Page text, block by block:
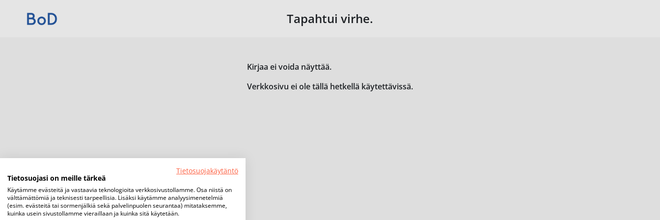
Tapahtui virhe.
Kirjaa ei voida näyttää.
Verkkosivu ei ole tällä hetkellä käytettävissä.
Tietosuojakäytäntö
Tietosuojasi on meille tärkeä
Käytämme evästeitä ja vastaavia teknologioita verkkosivustollamme. Osa niistä on
välttämättömiä ja teknisesti tarpeellisia. Lisäksi käytämme analyysimenetelmiä
(esim. evästeitä tai sormenjälkiä sekä palvelinpuolen seurantaa) mitataksemme,
kuinka usein sivustollamme vieraillaan ja kuinka sitä käytetään.